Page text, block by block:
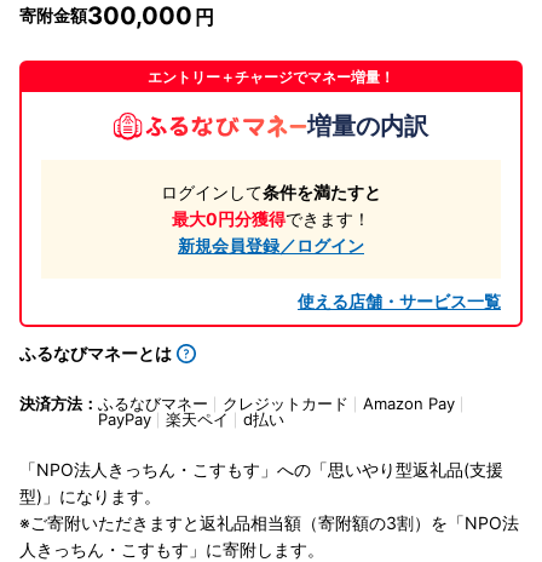
寄附金額300,000
エントリー＋チャージでマネー増量！
増量の内訳
ログインして条件を満たすと
最大0円分獲得できます！
新規会員登録／ログイン
使える店舗・サービス一覧
ふるなびマネーとは
決済方法： ふるなびマネー クレジットカード
Amazon Pay
PayPay
楽天ペイ d払い
「NPO法人きっちん・こすもす」への「思いやり型返礼品(支援
型)」になります。
※ご寄附いただきますと返礼品相当額（寄附額の3割）を「NPO法
人きっちん・こすもす」に寄附します。